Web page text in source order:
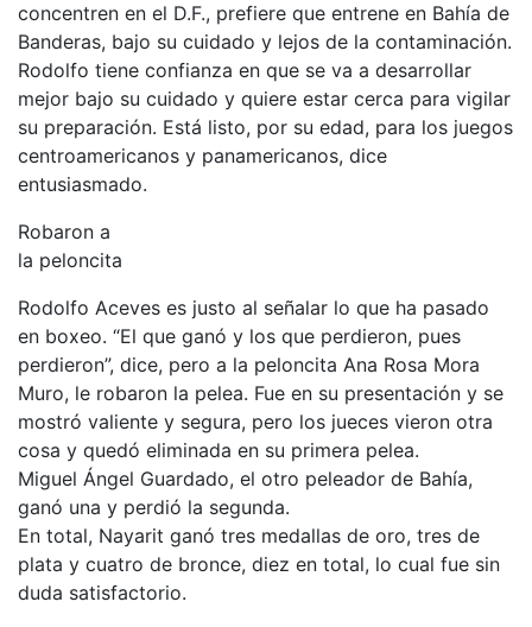
concentren en el D.F., prefiere que entrene en Bahía de
Banderas, bajo su cuidado y lejos de la contaminación.
Rodolfo tiene confianza en que se va a desarrollar
mejor bajo su cuidado y quiere estar cerca para vigilar
su preparación. Está listo, por su edad, para los juegos
centroamericanos y panamericanos, dice
entusiasmado.
Robaron a
la peloncita
Rodolfo Aceves es justo al señalar lo que ha pasado
en boxeo. “El que ganó y los que perdieron, pues
perdieron”, dice, pero a la peloncita Ana Rosa Mora
Muro, le robaron la pelea. Fue en su presentación y se
mostró valiente y segura, pero los jueces vieron otra
cosa y quedó eliminada en su primera pelea.
Miguel Ángel Guardado, el otro peleador de Bahía,
ganó una y perdió la segunda.
En total, Nayarit ganó tres medallas de oro, tres de
plata y cuatro de bronce, diez en total, lo cual fue sin
duda satisfactorio.